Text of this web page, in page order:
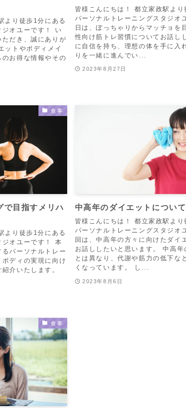
より徒歩1分にある
オユーです！ い
だき、誠にありが
ットやボディメイ
お得な情報やその
皆様こんにちは！ 都立家政駅より
パーソナルトレーニングスタジオ
日は、ぽっちゃりからマッチョを
性向け筋トレ習慣についてお話し
に自信を持ち、理想の体を手に入
りを一緒に進んでい...
2023年8月27日
食事
で目指すメリハ
より徒歩1分にある
オユーです！ 本
パーソナルトレー
ディの実現に向け
介いたします。
中高年のダイエットについて
皆様こんにちは！ 都立家政駅より
パーソナルトレーニングスタジオ
回は、中高年の方々に向けたダイ
お話ししたいと思います。 中高年
とは異なり、代謝や筋力の低下な
くなっています。 し...
2023年8月6日
食事